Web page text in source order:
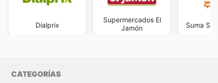
Dialprix
Supermercados El
Jamón
Suma
CATEGORÍAS